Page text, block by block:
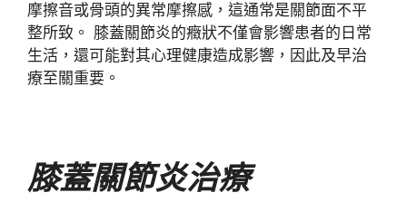
摩擦音或骨頭的異常摩擦感，這通常是關節面不平
整所致。 膝蓋關節炎的癥狀不僅會影響患者的日常
生活，還可能對其心理健康造成影響，因此及早治
療至關重要。
膝蓋關節炎治療